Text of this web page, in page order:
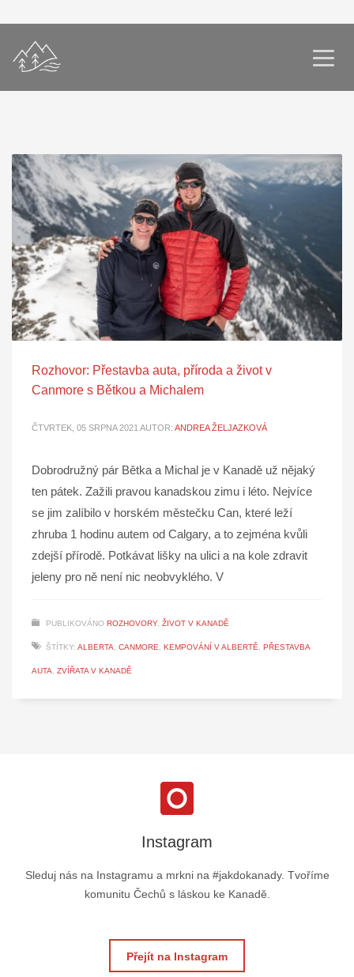
Rozhovor: Přestavba auta, příroda a život v
Canmore s Bětkou a Michalem
ČTVRTEK, 05 SRPNA 2021 AUTOR: ANDREA ŽELJAZKOVÁ
Dobrodružný pár Bětka a Michal je v Kanadě už nějaký
ten pátek. Zažili pravou kanadskou zimu i léto. Nejvíce
se jim zalíbilo v horském městečku Can, které leží
zhruba 1 hodinu autem od Calgary, a to zejména kvůli
zdejší přírodě. Potkávat lišky na ulici a na kole zdravit
jeleny pro ně není nic neobvyklého. V
PUBLIKOVÁNO ROZHOVORY, ŽIVOT V KANADĚ
ŠTÍTKY: ALBERTA, CANMORE, KEMPOVÁNÍ V ALBERTĚ, PŘESTAVBA
AUTA, ZVÍŘATA V KANADĚ
Instagram
Sleduj nás na Instagramu a mrkni na #jakdokanady. Tvoříme
komunitu Čechů s láskou ke Kanadě.
Přejít na Instagram